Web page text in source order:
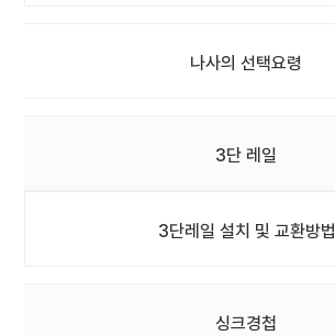
나사의 선택요령
3단 레일
3단레일 설치 및 교환방법
싱크경첩